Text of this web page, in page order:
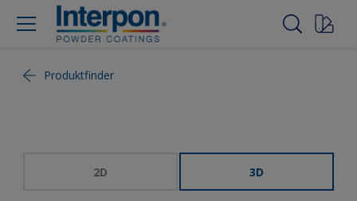
Produktfinder
2D 3D